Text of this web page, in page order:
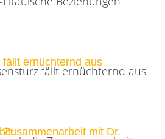
fällt ernüchternd aus